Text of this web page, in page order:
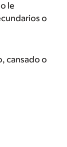
le
o
cansado o